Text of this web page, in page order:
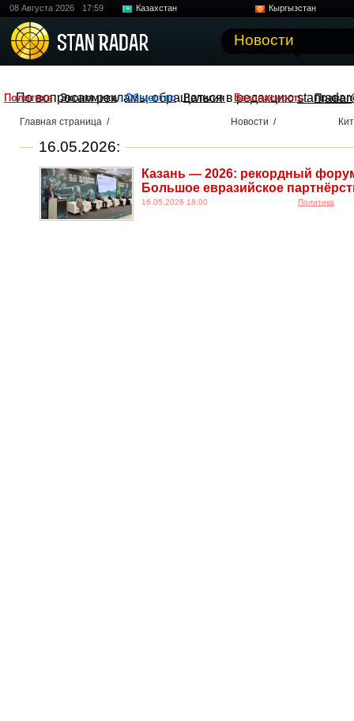
08 Августа 2026 17:59 Казахстан
Кыргызстан
Новости
Политика Экономика Общество Религия Безопасность
По вопросам рекламы обращаться в редакцию
Главная страница / Новости /
16.05.2026:
Казань — 2026: рекордный
Большое евразийское
16.05.2026 18:00 Политика